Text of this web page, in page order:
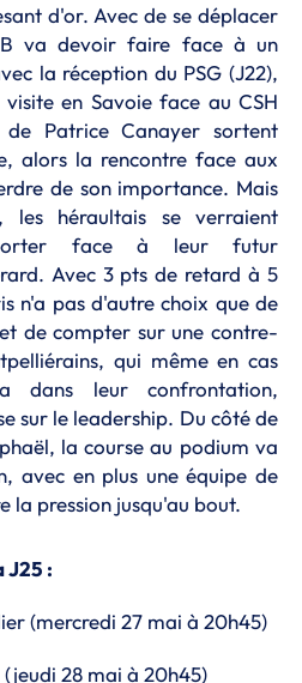
d'or. Avec de se déplacer
va devoir faire face à un
la réception du PSG (J22),
en Savoie face au CSH
Patrice Canayer sortent
alors la rencontre face aux
de son importance. Mais
héraultais se verraient
face à leur futur
Avec 3 pts de retard à 5
n'a pas d'autre choix que de
de compter sur une contre-
qui même en cas
dans leur confrontation,
sur le leadership. Du côté de
la course au podium va
avec en plus une équipe de
la pression jusqu'au bout.
J25 :
(mercredi 27 mai à 20h45)
28 mai à 20h45)